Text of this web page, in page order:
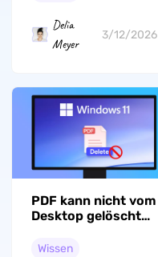
Delia
Meyer
3/12/2026
PDF kann nicht vom
Desktop gelöscht
Lösungen für
Wissen